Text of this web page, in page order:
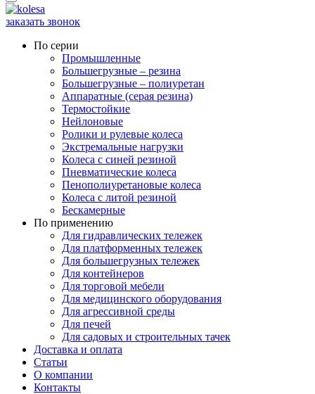
заказать звонок
По серии
Промышленные
Большегрузные – резина
Большегрузные – полиуретан
Аппаратные (серая резина)
Термостойкие
Нейлоновые
Ролики и рулевые колеса
Экстремальные нагрузки
Колеса с синей резиной
Пневматические колеса
Пенополиуретановые колеса
Колеса с литой резиной
Бескамерные
По применению
Для гидравлических тележек
Для платформенных тележек
Для большегрузных тележек
Для контейнеров
Для торговой мебели
Для медицинского оборудования
Для агрессивной среды
Для печей
Для садовых и строительных тачек
Доставка и оплата
Статьи
О компании
Контакты